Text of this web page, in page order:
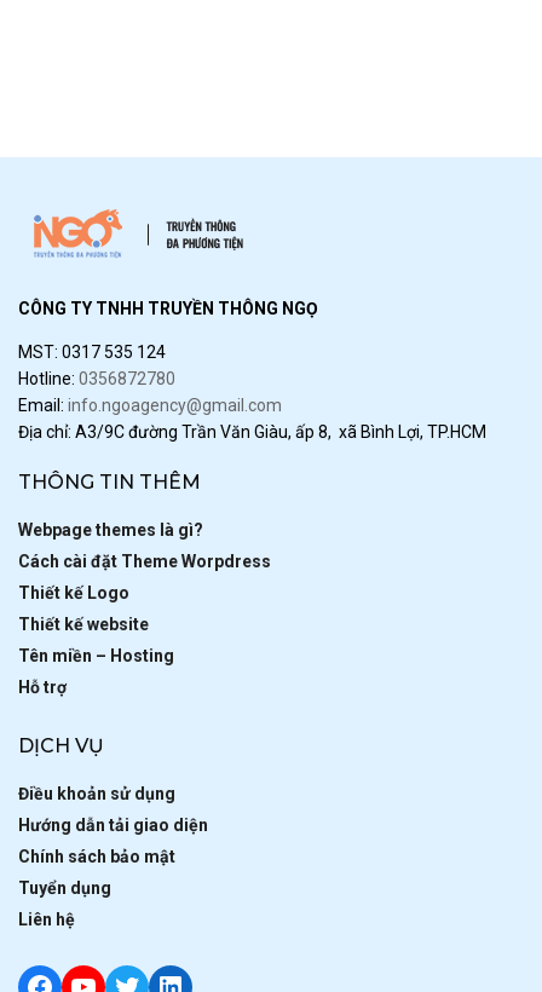
CÔNG TY TNHH TRUYỀN THÔNG NGỌ
MST: 0317 535 124
Hotline: 0356872780
Email: info.ngoagency@gmail.com
Địa chỉ: A3/9C đường Trần Văn Giàu, ấp 8, xã Bình Lợi, TP.HCM
THÔNG TIN THÊM
Webpage themes là gì?
Cách cài đặt Theme Worpdress
Thiết kế Logo
Thiết kế website
Tên miền – Hosting
Hỗ trợ
DỊCH VỤ
Điều khoản sử dụng
Hướng dẫn tải giao diện
Chính sách bảo mật
Tuyển dụng
Liên hệ